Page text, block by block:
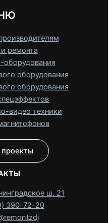
ремонта
оборудования
оборудования
оборудования
видео техники
ш. 21
390-72-20